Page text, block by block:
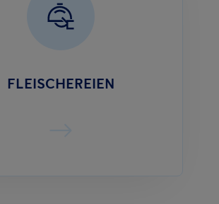
FLEISCHEREIEN